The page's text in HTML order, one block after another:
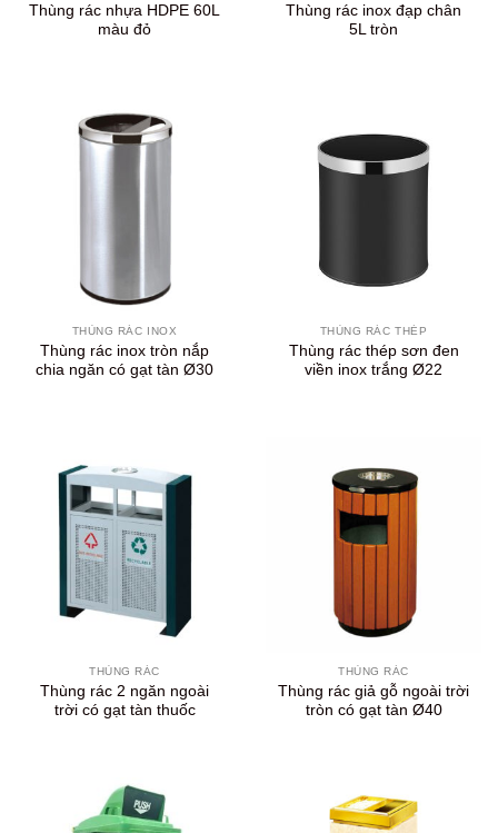
Thùng rác nhựa HDPE 60L
màu đỏ
Thùng rác inox đạp chân
5L tròn
THÙNG RÁC INOX
Thùng rác inox tròn nắp
chia ngăn có gạt tàn Ø30
THÙNG RÁC THÉP
Thùng rác thép sơn đen
viền inox trắng Ø22
THÙNG RÁC
Thùng rác 2 ngăn ngoài
trời có gạt tàn thuốc
THÙNG RÁC
Thùng rác giả gỗ ngoài trời
tròn có gạt tàn Ø40